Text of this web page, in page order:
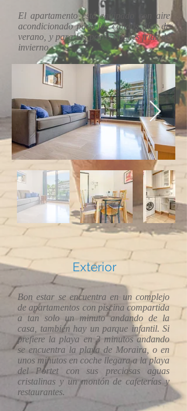
El apartamento está equipado con aire
acondicionado para los cálidos días de
verano, y para las pocas noches frías de
invierno.
Exterior
Bon estar se encuentra en un complejo
de apartamentos con piscina compartida
a tan solo un minuto andando de la
casa, también hay un parque infantil. Si
prefiere la playa en 3 minutos andando
se encuentra la playa de Moraira, o en
unos minutos en coche llegara a la playa
del Portet con sus preciosas aguas
cristalinas y un montón de cafeterías y
restaurantes.